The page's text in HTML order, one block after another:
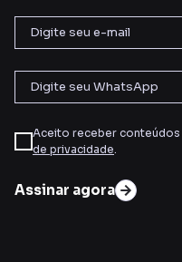
Aceito receber conteúdos
de privacidade
Assinar agora